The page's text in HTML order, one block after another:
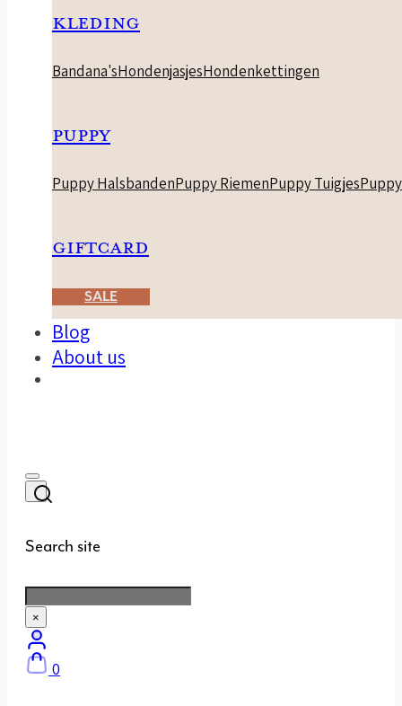
KLEDING
Bandana'sHondenjasjesHondenkettingen
PUPPY
Puppy HalsbandenPuppy RiemenPuppy Tuigjes
GIFTCARD
SALE
Blog
About us
Search site
Zoeken
×
0